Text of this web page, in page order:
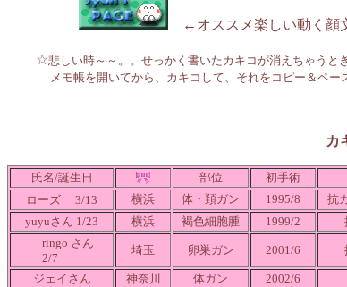
←オススメ楽しい動く顔
☆悲しい時～～。。せっかく書いたカキコが消えちゃうと
メモ帳を開いてから、カキコして、それをコピー＆ペ
カキ
氏名/誕生日 部位 初手術
ローズ
3/13 横浜 体・頚ガン 1995/8 抗
yuyuさん 1/23 横浜 褐色細胞腫 1999/2
ringo さん
2/7
埼玉 卵巣ガン 2001/6
ジェイさん 神奈川 体ガン 2002/6